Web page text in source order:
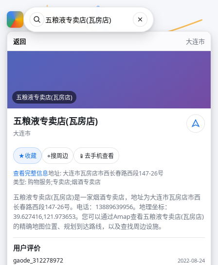
返回 大连市
五粮液专卖店(瓦房店)
五粮液专卖店(瓦房店)
大连市
★收藏 ⌖搜周边 📱 去手机查看
查看完整信息地址: 大连市瓦房店市西长春路西段147-26号
类型: 购物服务;专卖店;烟酒专卖店
五粮液专卖店(瓦房店)是一家烟酒专卖店，地址为大连市瓦房店市西
长春路西段147-26号。电话：13889639956。地理坐标：
39.627416,121.973653。您可以通过Amap查看五粮液专卖店(瓦房店)
的精确地图位置、规划到达路线，以及查找周边设施。
用户评价
gaode_312278972
2022-08-24